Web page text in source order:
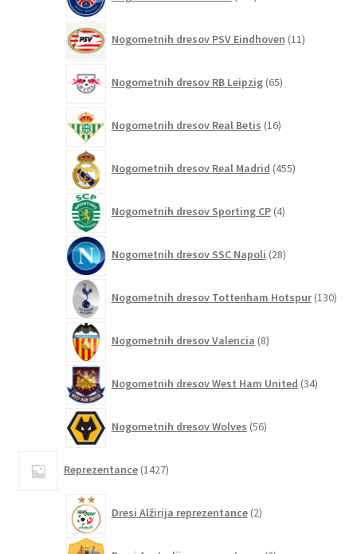
Nogometnih dresov PSV Eindhoven 11izdelkov
Nogometnih dresov RB Leipzig 65izdelkov
Nogometnih dresov Real Betis 16izdelkov
Nogometnih dresov Real Madrid 455izdelkov
Nogometnih dresov Sporting CP 4izdelki
Nogometnih dresov SSC Napoli 28izdelkov
Nogometnih dresov Tottenham Hotspur 130
Nogometnih dresov Valencia 8izdelkov
Nogometnih dresov West Ham United 34izdelkov
Nogometnih dresov Wolves 56izdelkov
Reprezentance 1427izdelkov
Dresi Alžirija reprezentance 2izdelka